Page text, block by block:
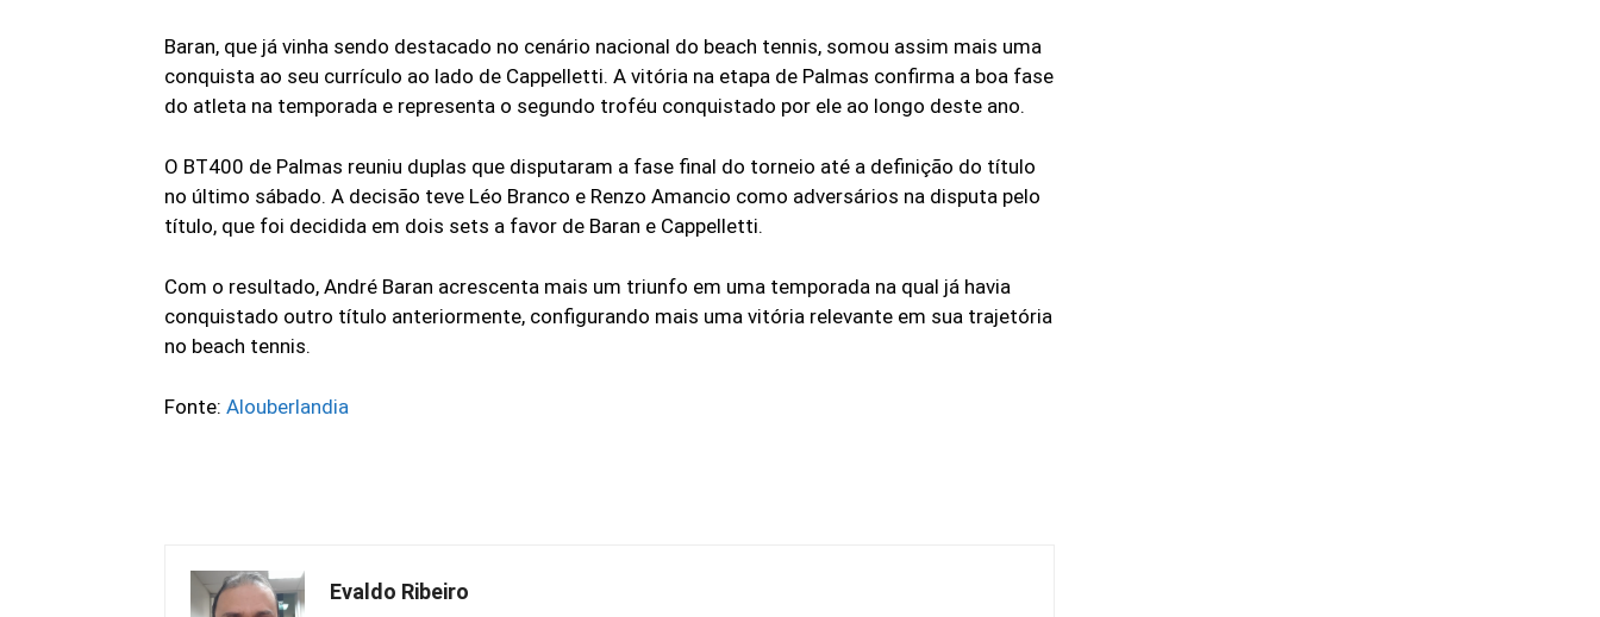
Baran, que já vinha sendo destacado no cenário nacional do beach tennis, somou assim mais uma
conquista ao seu currículo ao lado de Cappelletti. A vitória na etapa de Palmas confirma a boa fase
do atleta na temporada e representa o segundo troféu conquistado por ele ao longo deste ano.
O BT400 de Palmas reuniu duplas que disputaram a fase final do torneio até a definição do título
no último sábado. A decisão teve Léo Branco e Renzo Amancio como adversários na disputa pelo
título, que foi decidida em dois sets a favor de Baran e Cappelletti.
Com o resultado, André Baran acrescenta mais um triunfo em uma temporada na qual já havia
conquistado outro título anteriormente, configurando mais uma vitória relevante em sua trajetória
no beach tennis.
Fonte: Alouberlandia
Evaldo Ribeiro